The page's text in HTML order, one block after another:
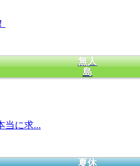
無人
島
当に求...
夏休